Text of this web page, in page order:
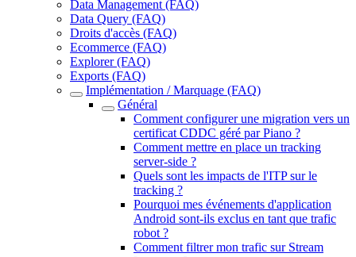
Data Management (FAQ)
Data Query (FAQ)
Droits d'accès (FAQ)
Ecommerce (FAQ)
Explorer (FAQ)
Exports (FAQ)
Implémentation / Marquage (FAQ)
Général
Comment configurer une migration vers un
certificat CDDC géré par Piano ?
Comment mettre en place un tracking
server-side ?
Quels sont les impacts de l'ITP sur le
tracking ?
Pourquoi mes événements d'application
Android sont-ils exclus en tant que trafic
robot ?
Comment filtrer mon trafic sur Stream